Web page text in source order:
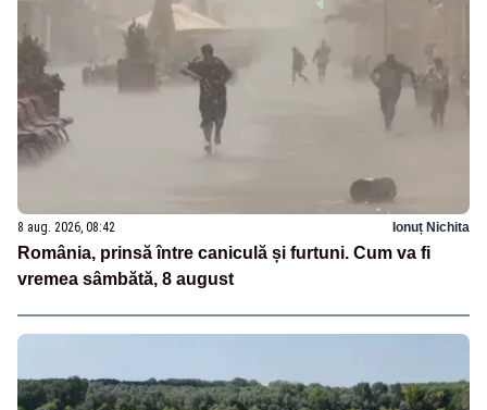
8 aug. 2026, 08:42 Ionuț Nichita
România, prinsă între caniculă și furtuni. Cum va fi
vremea sâmbătă, 8 august